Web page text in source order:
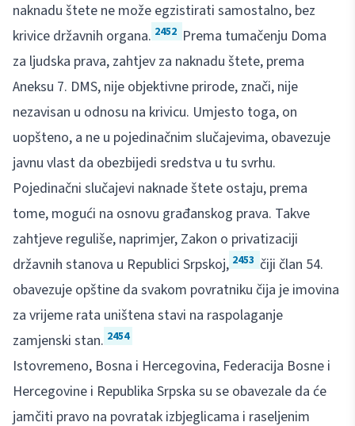
naknadu štete ne može egzistirati samostalno, bez
krivice državnih organa. 2452 Prema tumačenju Doma
za ljudska prava, zahtjev za naknadu štete, prema
Aneksu 7. DMS, nije objektivne prirode, znači, nije
nezavisan u odnosu na krivicu. Umjesto toga, on
uopšteno, a ne u pojedinačnim slučajevima, obavezuje
javnu vlast da obezbijedi sredstva u tu svrhu.
Pojedinačni slučajevi naknade štete ostaju, prema
tome, mogući na osnovu građanskog prava. Takve
zahtjeve reguliše, naprimjer, Zakon o privatizaciji
državnih stanova u Republici Srpskoj, 2453 čiji član 54.
obavezuje opštine da svakom povratniku čija je imovina
za vrijeme rata uništena stavi na raspolaganje
zamjenski stan. 2454
Istovremeno, Bosna i Hercegovina, Federacija Bosne i
Hercegovine i Republika Srpska su se obavezale da će
jamčiti pravo na povratak izbjeglicama i raseljenim